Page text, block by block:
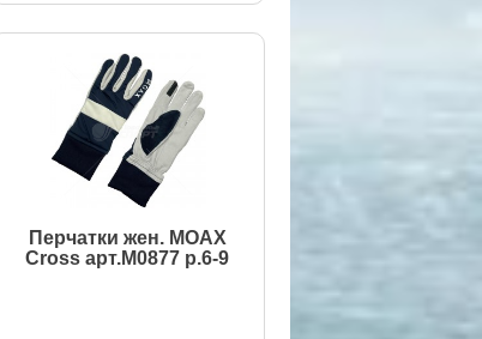
Перчатки жен. MOAX
Cross арт.M0877 р.6-9